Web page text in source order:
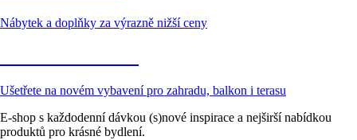
Nábytek a doplňky za výrazně nižší ceny
Ušetřete na novém vybavení pro zahradu, balkon i terasu
E-shop s každodenní dávkou (s)nové inspirace a nejširší nabídkou
produktů pro krásné bydlení.